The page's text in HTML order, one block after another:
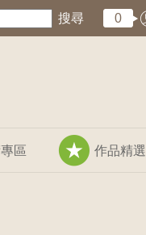
搜尋 0
區 作品精選